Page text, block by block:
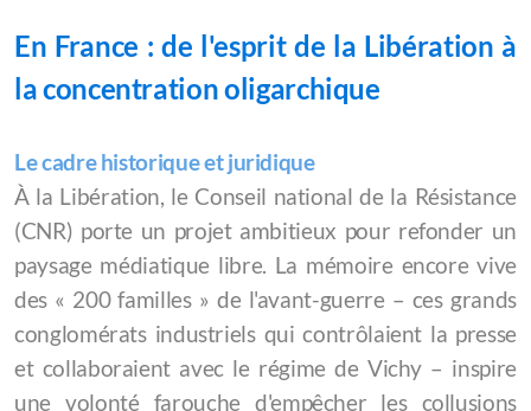
En France : de l'esprit de la Libération à
la concentration oligarchique
Le cadre historique et juridique
À la Libération, le Conseil national de la Résistance
(CNR) porte un projet ambitieux pour refonder un
paysage médiatique libre. La mémoire encore vive
des « 200 familles » de l'avant-guerre – ces grands
conglomérats industriels qui contrôlaient la presse
et collaboraient avec le régime de Vichy – inspire
une volonté farouche d'empêcher les collusions
10 heures pour La Palestine
Congo/Rwanda, la guerre oubliée
Le Philistin/Fipsouk Produits de Palestine
Les Ami-e-s de la Conf' Paysanne
Pour Politis
Fiche technique et d'accueil